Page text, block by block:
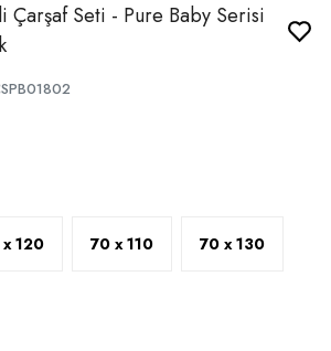
Çarşaf Seti - Pure Baby Serisi
120 70 x 110 70 x 130